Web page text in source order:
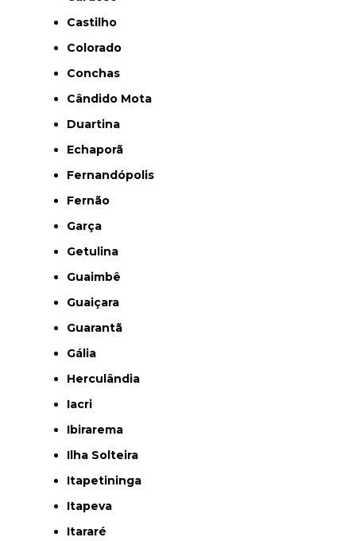
Castilho
Colorado
Conchas
Cândido Mota
Duartina
Echaporã
Fernandópolis
Fernão
Garça
Getulina
Guaimbê
Guaiçara
Guarantã
Gália
Herculândia
Iacri
Ibirarema
Ilha Solteira
Itapetininga
Itapeva
Itararé